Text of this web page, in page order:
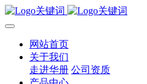
网站首页
关于我们
走进华册 公司资质